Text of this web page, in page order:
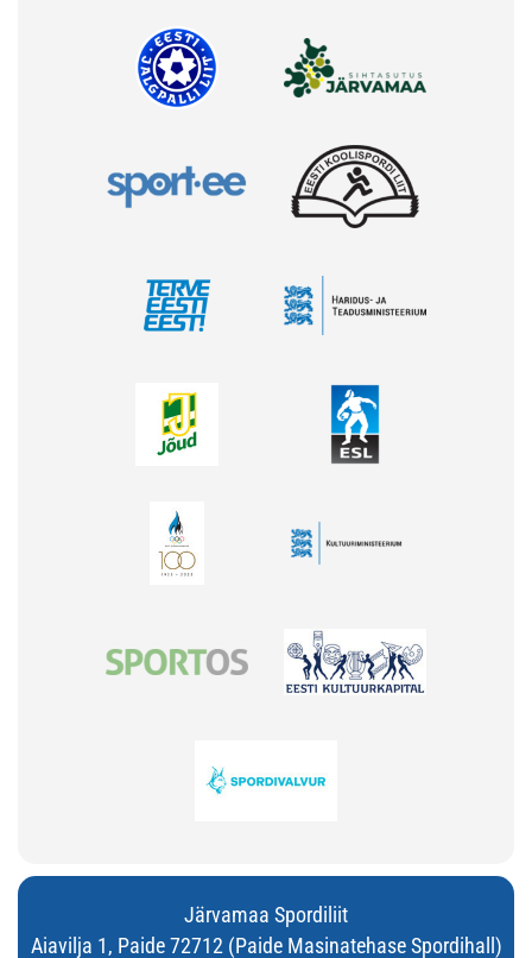
Järvamaa Spordiliit
Aiavilja 1, Paide 72712 (Paide Masinatehase Spordihall)